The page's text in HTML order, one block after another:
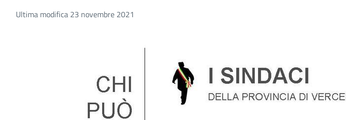
Ultima modifica 23 novembre 2021